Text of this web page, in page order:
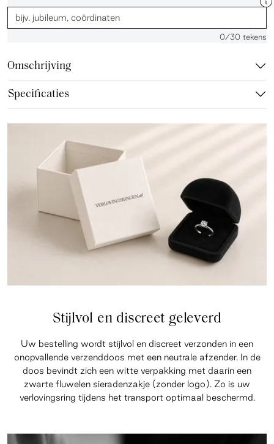
0/30 tekens
Omschrijving
Specificaties
Stijlvol en discreet geleverd
Uw bestelling wordt stijlvol en discreet verzonden in een
onopvallende verzenddoos met een neutrale afzender. In de
doos bevindt zich een witte verpakking met daarin een
zwarte fluwelen sieradenzakje (zonder logo). Zo is uw
verlovingsring tijdens het transport optimaal beschermd.